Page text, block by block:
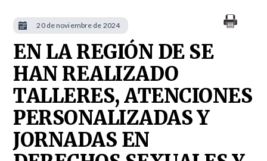
EN LA REGIÓN DE SE
HAN REALIZADO
TALLERES, ATENCIONES
PERSONALIZADAS Y
JORNADAS EN
20 de noviembre de 2024